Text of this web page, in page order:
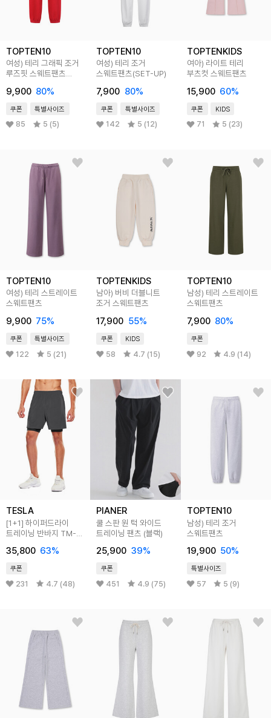
TOPTEN10
여성) 테리 그래픽 조거
루즈핏 스웨트팬츠
9,900 80%
쿠폰 특별사이즈
85 5 (5)
TOPTEN10
여성) 테리 조거
스웨트팬츠(SET-UP)
7,900 80%
쿠폰 특별사이즈
142 5 (12)
TOPTENKIDS
여아) 라이트 테리
부츠컷 스웨트팬츠
15,900 60%
쿠폰 KIDS
71 5 (23)
TOPTEN10
여성) 테리 스트레이트
스웨트팬츠
9,900 75%
쿠폰 특별사이즈
122 5 (21)
TOPTENKIDS
남아) 버비 더블니트
조거 스웨트팬츠
17,900 55%
쿠폰 KIDS
58 4.7 (15)
TOPTEN10
남성) 테리 스트레이트
스웨트팬츠
7,900 80%
쿠폰
92 4.9 (14)
TESLA
[1+1] 하이퍼드라이
트레이닝 반바지 TM-
35,800 63%
쿠폰
231 4.7 (48)
PIANER
쿨 스판 원 턱 와이드
트레이닝 팬츠 (블랙)
25,900 39%
쿠폰
451 4.9 (75)
TOPTEN10
남성) 테리 조거
스웨트팬츠
19,900 50%
특별사이즈
57 5 (9)